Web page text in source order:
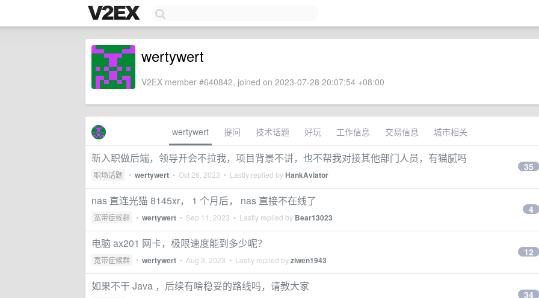
wertywert
V2EX member #640842, joined on 2023-07-28 20:07:54 +08:00
wertywert 提问 技术话题 好玩 工作信息 交易信息 城市相关
新入职做后端，领导开会不拉我，项目背景不讲，也不帮我对接其他部门人员，有猫腻吗
职场话题 • wertywert • Oct 26, 2023 • Lastly replied byHankAviator
35
nas 直连光猫 8145xr， 1 个月后， nas 直接不在线了
宽带症候群 • wertywert • Sep 11, 2023 • Lastly replied by Bear13023
4
电脑 ax201 网卡，极限速度能到多少呢？
宽带症候群 • wertywert • Aug 3, 2023 • Lastly replied byziwen1943
12
​如果不干 Java ，后续有啥稳妥的路线吗，请教大家
34